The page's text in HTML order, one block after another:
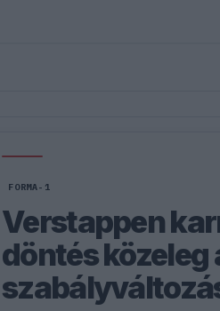
FORMA-1
Verstappen
döntés közeleg